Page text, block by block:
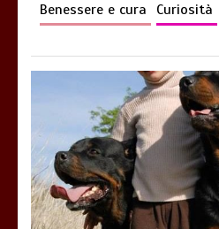
Benessere e cura Curiosità